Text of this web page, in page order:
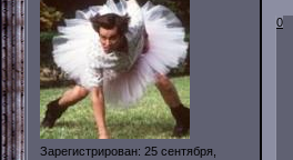
Зарегистрирован: 25 сентября,
0